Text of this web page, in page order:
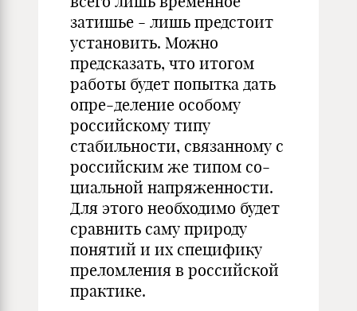
затишье - лишь предстоит
установить. Можно
предсказать, что итогом
работы будет попытка дать
опре-деление особому
российскому типу
стабильности, связанному с
российским же типом со-
циальной напряженности.
Для этого необходимо будет
сравнить саму природу
понятий и их специфику
преломления в российской
практике.